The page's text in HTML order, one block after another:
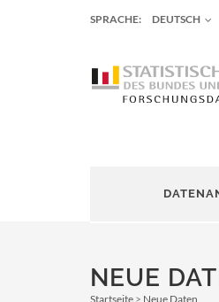
SPRACHE: DEUTSCH
NEUE
Startseite Neue Daten